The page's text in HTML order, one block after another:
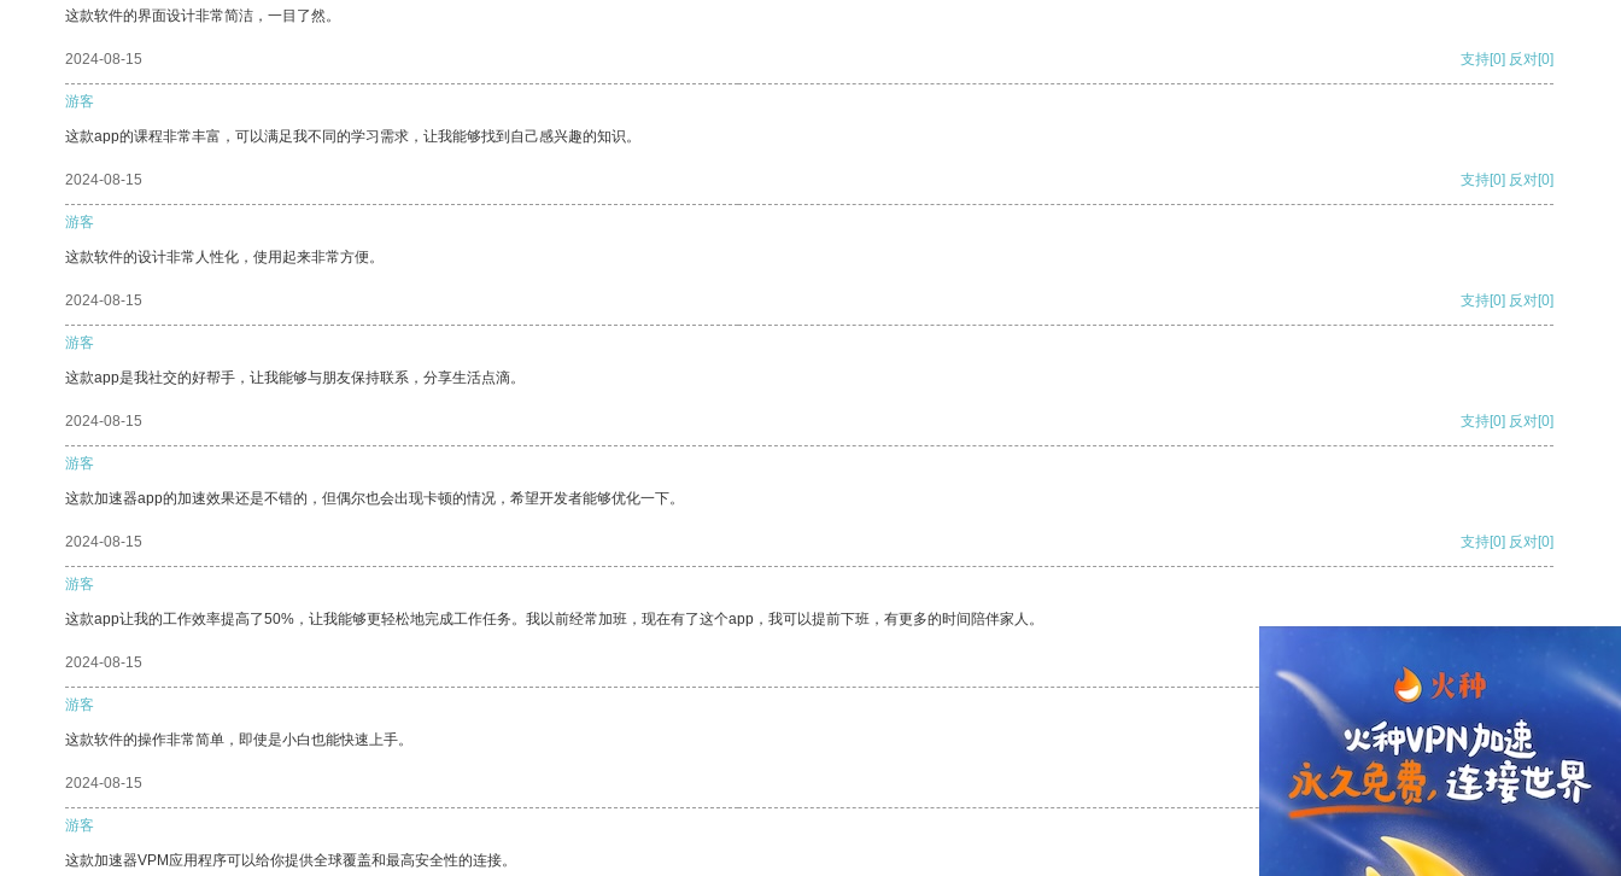
这款软件的界面设计非常简洁，一目了然。
2024-08-15 支持[0] 反对[0]
游客
这款app的课程非常丰富，可以满足我不同的学习需求，让我能够找到自己感兴趣的知识。
2024-08-15 支持[0] 反对[0]
游客
这款软件的设计非常人性化，使用起来非常方便。
2024-08-15 支持[0] 反对[0]
游客
这款app是我社交的好帮手，让我能够与朋友保持联系，分享生活点滴。
2024-08-15 支持[0] 反对[0]
游客
这款加速器app的加速效果还是不错的，但偶尔也会出现卡顿的情况，希望开发者能够优化一下。
2024-08-15 支持[0] 反对[0]
游客
这款app让我的工作效率提高了50%，让我能够更轻松地完成工作任务。我以前经常加班，现在有了这个app，我可以提前下班，有更多的时间陪伴家人。
2024-08-15
游客
这款软件的操作非常简单，即使是小白也能快速上手。
2024-08-15 支持 [0] 反对[0]
游客
这款加速器VPM应用程序可以给你提供全球覆盖和最高安全性的连接。